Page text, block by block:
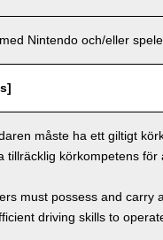
Nintendo och/eller
måste ha ett giltigt
körkompetens för
must possess and carry
driving skills to